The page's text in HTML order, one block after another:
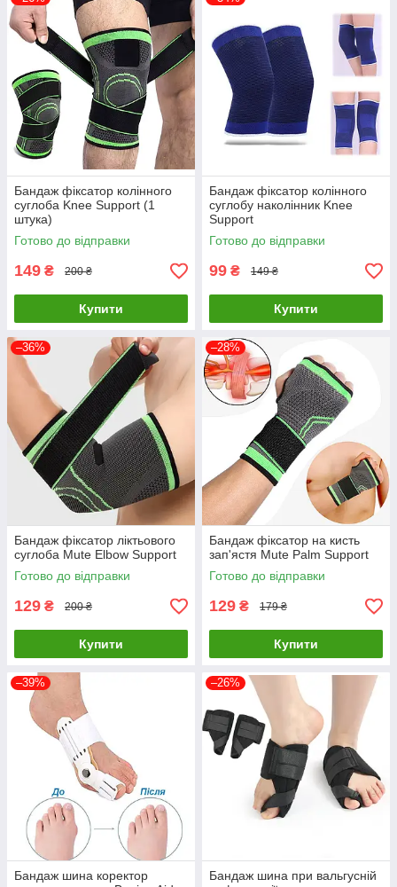
Бандаж фіксатор колінного
суглоба Knee Support (1
штука)
Готово до відправки
149 ₴ 200 ₴
Купити
Бандаж фіксатор колінного
суглобу наколінник Knee
Support
Готово до відправки
99 ₴ 149 ₴
Купити
–36%
Бандаж фіксатор ліктьового
суглоба Mute Elbow Support
Готово до відправки
129 ₴ 200 ₴
Купити
–28%
Бандаж фіксатор на кисть
зап'ястя Mute Palm Support
Готово до відправки
129 ₴ 179 ₴
Купити
–39%
Бандаж шина коректор
–26%
Бандаж шина при вальгусній